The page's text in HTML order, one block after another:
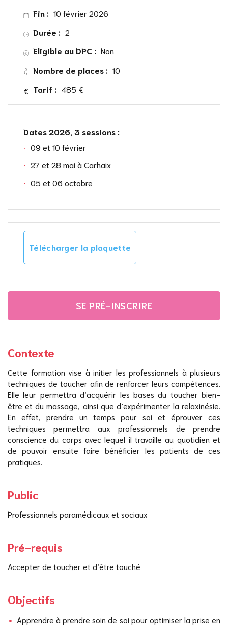
Fin : 10 février 2026
Durée : 2
Eligible au DPC : Non
Nombre de places : 10
€ Tarif : 485 €
Dates 2026, 3 sessions :
09 et 10 février
27 et 28 mai à Carhaix
05 et 06 octobre
Télécharger la plaquette
SE PRÉ-INSCRIRE
Contexte
Cette formation vise à initier les professionnels à plusieurs
techniques de toucher afin de renforcer leurs compétences.
Elle leur permettra d’acquérir les bases du toucher bien-
être et du massage, ainsi que d’expérimenter la relaxinésie.
En effet, prendre un temps pour soi et éprouver ces
techniques permettra aux professionnels de prendre
conscience du corps avec lequel il travaille au quotidien et
de pouvoir ensuite faire bénéficier les patients de ces
pratiques.
Public
Professionnels paramédicaux et sociaux
Pré-requis
Accepter de toucher et d’être touché
Objectifs
Apprendre à prendre soin de soi pour optimiser la prise en